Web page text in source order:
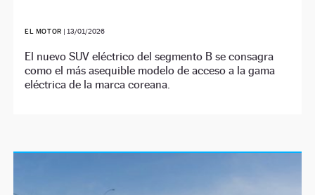
EL MOTOR | 13/01/2026
El nuevo SUV eléctrico del segmento B se consagra
como el más asequible modelo de acceso a la gama
eléctrica de la marca coreana.